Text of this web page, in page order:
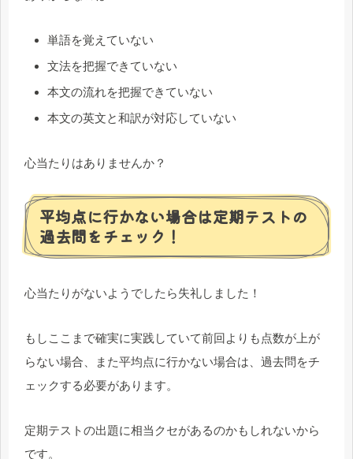
単語を覚えていない
文法を把握できていない
本文の流れを把握できていない
本文の英文と和訳が対応していない
心当たりはありませんか？
平均点に行かない場合は定期テストの
過去問をチェック！
心当たりがないようでしたら失礼しました！
もしここまで確実に実践していて前回よりも点数が上が
らない場合、また平均点に行かない場合は、過去問をチ
ェックする必要があります。
定期テストの出題に相当クセがあるのかもしれないから
です。